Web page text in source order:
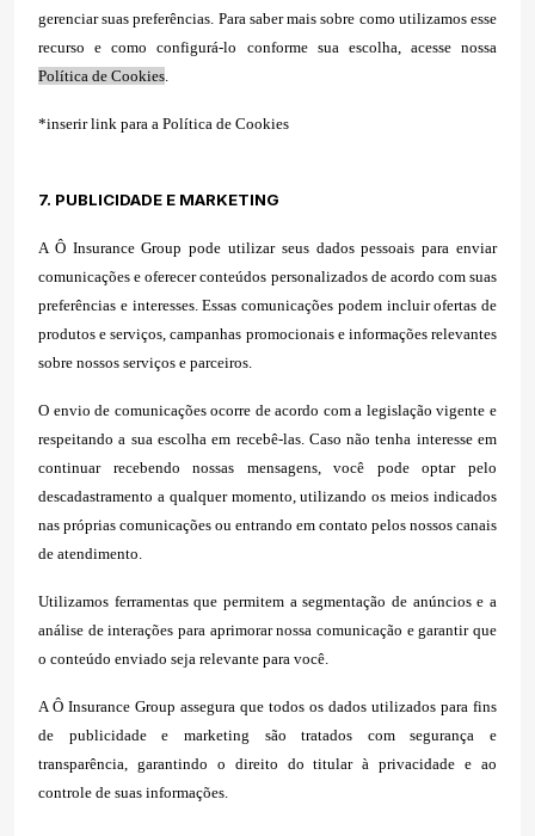
gerenciar suas preferências. Para saber mais sobre como utilizamos esse
recurso e como configurá-lo conforme sua escolha, acesse nossa
Política de Cookies.
*inserir link para a Política de Cookies
7. PUBLICIDADE E MARKETING
A Ô Insurance Group pode utilizar seus dados pessoais para enviar
comunicações e oferecer conteúdos personalizados de acordo com suas
preferências e interesses. Essas comunicações podem incluir ofertas de
produtos e serviços, campanhas promocionais e informações relevantes
sobre nossos serviços e parceiros.
O envio de comunicações ocorre de acordo com a legislação vigente e
respeitando a sua escolha em recebê-las. Caso não tenha interesse em
continuar recebendo nossas mensagens, você pode optar pelo
descadastramento a qualquer momento, utilizando os meios indicados
nas próprias comunicações ou entrando em contato pelos nossos canais
de atendimento.
Utilizamos ferramentas que permitem a segmentação de anúncios e a
análise de interações para aprimorar nossa comunicação e garantir que
o conteúdo enviado seja relevante para você.
A Ô Insurance Group assegura que todos os dados utilizados para fins
de publicidade e marketing são tratados com segurança e
transparência, garantindo o direito do titular à privacidade e ao
controle de suas informações.